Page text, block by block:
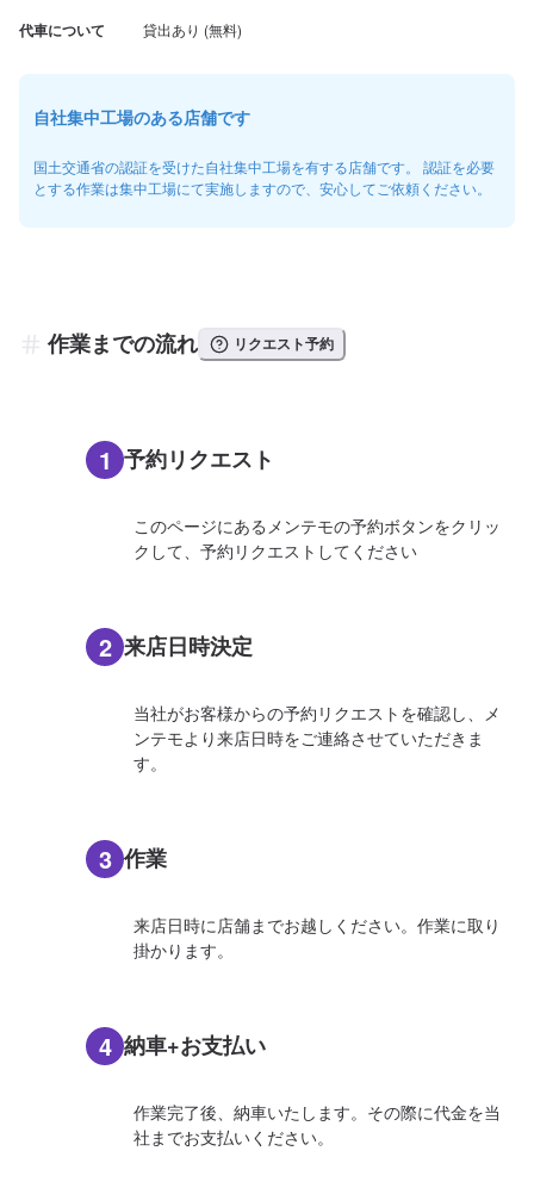
代車について
自社集中工場のある店舗です
国土交通省の認証を受けた自社集中工場を有する店舗です。 認証を必要
とする作業は集中工場にて実施しますので、安心してご依頼ください。
作業までの流れ リクエスト予約
1 予約リクエスト
このページにあるメンテモの予約ボタンをクリッ
クして、予約リクエストしてください
2 来店日時決定
当社がお客様からの予約リクエストを確認し、メ
ンテモより来店日時をご連絡させていただきま
す。
3 作業
来店日時に店舗までお越しください。作業に取り
掛かります。
4 納車+お支払い
作業完了後、納車いたします。その際に代金を当
社までお支払いください。